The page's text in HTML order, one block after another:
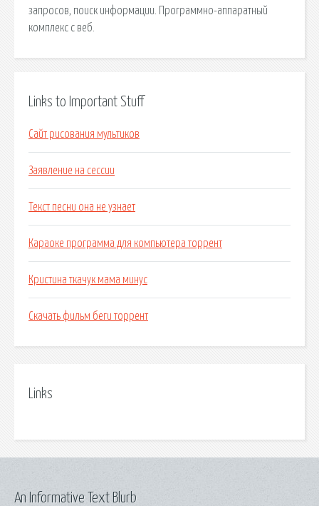
запросов, поиск информации. Программно-аппаратный
комплекс с веб.
Links to Important Stuff
Сайт рисования мультиков
Заявление на сессии
Текст песни она не узнает
Караоке программа для компьютера торрент
Кристина ткачук мама минус
Скачать фильм беги торрент
Links
An Informative Text Blurb